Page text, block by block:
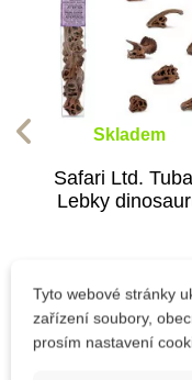
Skladem
Safari Ltd.
Lebky
400 Kč 444 Kč
Přidat do
Tyto webové stránky
zařízení soubory,
prosím nastavení